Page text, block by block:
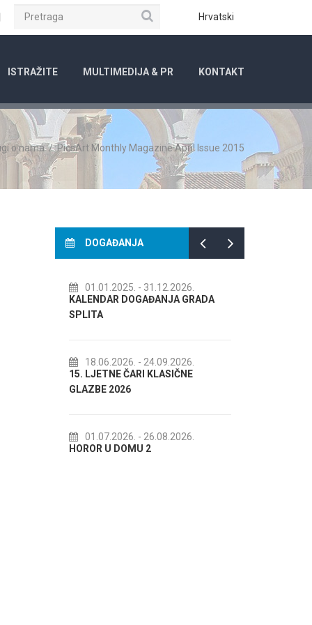
Instagram Hrvatski
Pretraga
ISTRAŽITE MULTIMEDIJA & PR KONTAKT
o nama/PicsArt Monthly Magazine April Issue 2015
DOGAĐANJA
01.01.2025. - 31.12.2026.
KALENDAR DOGAĐANJA GRADA
SPLITA
18.06.2026. - 24.09.2026.
15. LJETNE ČARI KLASIČNE
GLAZBE 2026
01.07.2026. - 26.08.2026.
HOROR U DOMU 2